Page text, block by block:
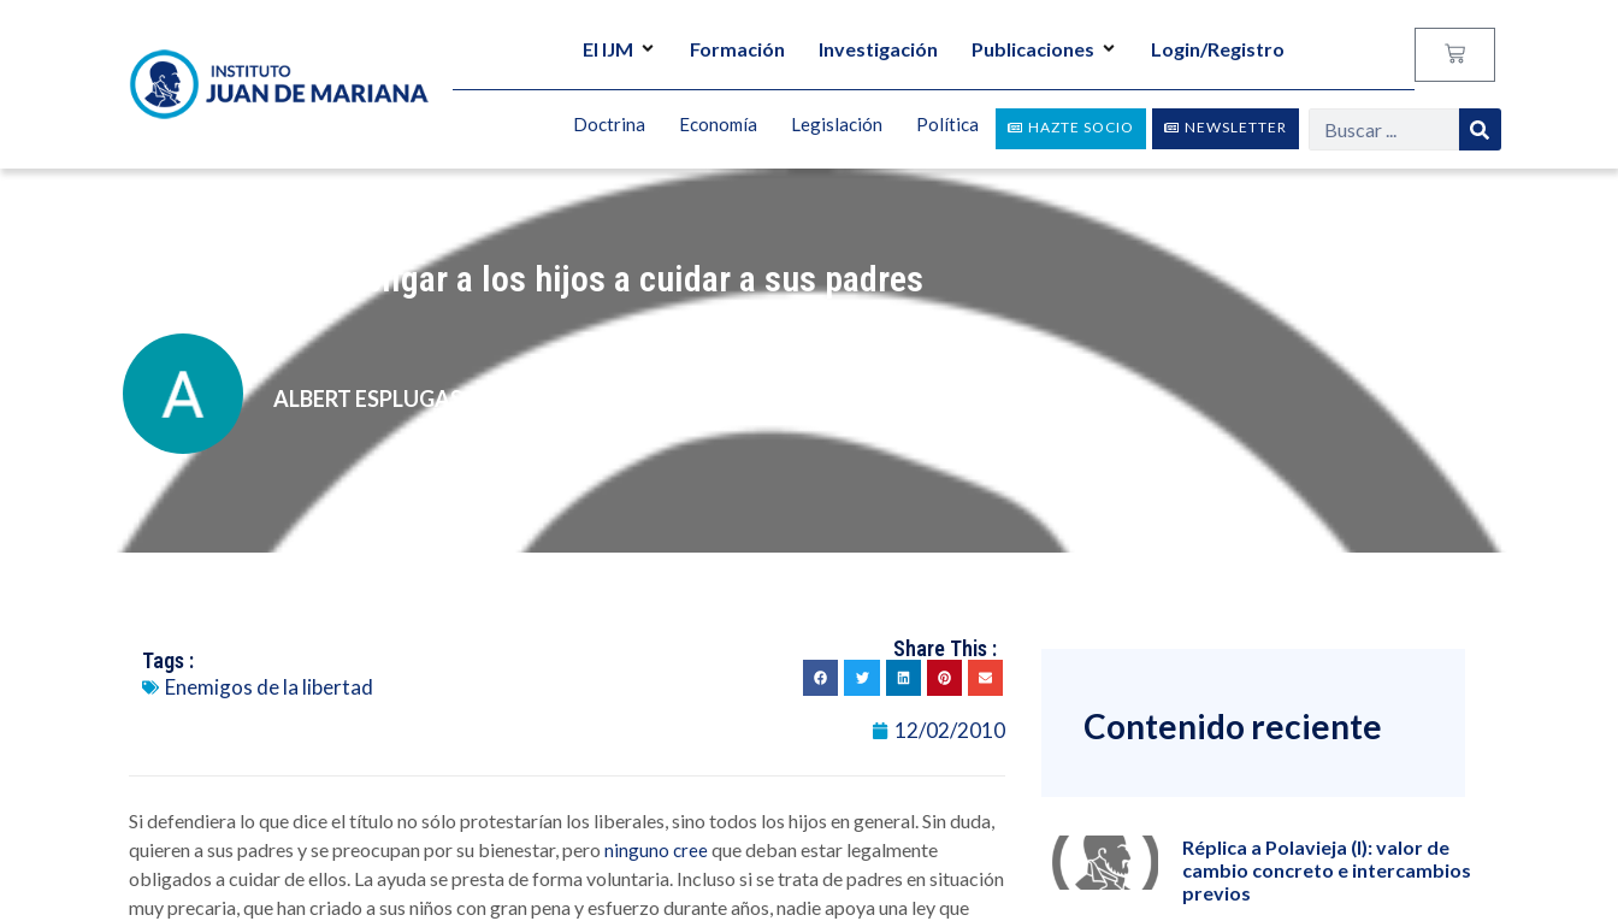
El IJM Formación Investigación Publicaciones Login/Registro
NEWSLETTER
HAZTE SOCIO
Doctrina Economía Legislación Política
El Estado debe obligar a los hijos a cuidar a sus padres
ALBERT ESPLUGAS
Tags :
Enemigos de la libertad
Share This :
12/02/2010
Si defendiera lo que dice el título no sólo protestarían los liberales, sino todos los hijos en general. Sin duda,
quieren a sus padres y se preocupan por su bienestar, pero ninguno creeque deban estar legalmente
obligados a cuidar de ellos. La ayuda se presta de forma voluntaria. Incluso si se trata de padres en situación
muy precaria, que han criado a sus niños con gran pena y esfuerzo durante años, nadie apoya una ley que
Contenido reciente
Réplica a Polavieja (I): valor de
cambio concreto e intercambios
previos